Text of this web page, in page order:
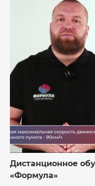
Дистанционное
«Формула»